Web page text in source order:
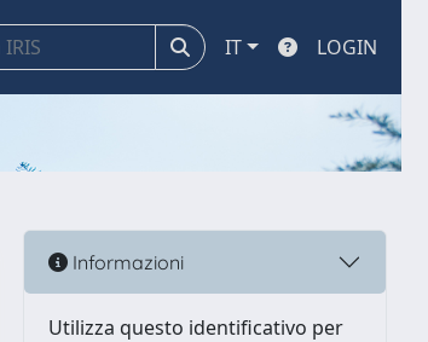
IT LOGIN
Informazioni
Utilizza questo identificativo per